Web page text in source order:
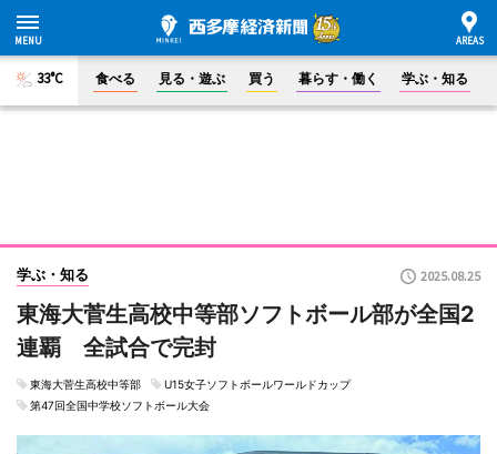
33°C 食べる 見る・遊ぶ 買う 暮らす・働く 学ぶ・知る
学ぶ・知る 2025.08.25
東海大菅生高校中等部ソフトボール部が全国2
連覇 全試合で完封
東海大菅生高校中等部
U15女子ソフトボールワールドカップ
第47回全国中学校ソフトボール大会